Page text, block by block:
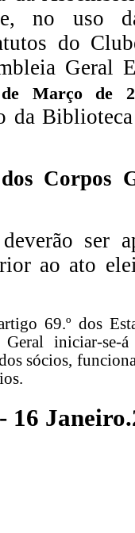
no uso
do
Geral
Março de
da
Corpos
ser
ao ato
69.º dos
Geral iniciar-se-
sócios,
16